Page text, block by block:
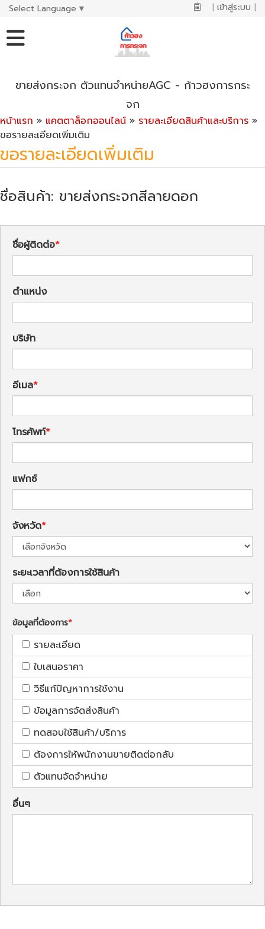
Select Language ▼ | เข้าสู่ระบบ |
ขายส่งกระจก ตัวแทนจำหน่ายAGC - ก้าวฮงการกระ
จก
หน้าแรก » แคตตาล็อกออนไลน์ » รายละเอียดสินค้าและบริการ »
ขอรายละเอียดเพิ่มเติม
ขอรายละเอียดเพิ่มเติม
ชื่อสินค้า: ขายส่งกระจกสีลายดอก
ชื่อผู้ติดต่อ
ตำแหน่ง
บริษัท
อีเมล
โทรศัพท์
แฟกซ์
จังหวัด
ระยะเวลาที่ต้องการใช้สินค้า
ข้อมูลที่ต้องการ
รายละเอียด
ใบเสนอราคา
วิธีแก้ปัญหาการใช้งาน
ข้อมูลการจัดส่งสินค้า
ทดสอบใช้สินค้า/บริการ
ต้องการให้พนักงานขายติดต่อกลับ
ตัวแทนจัดจำหน่าย
อื่นๆ